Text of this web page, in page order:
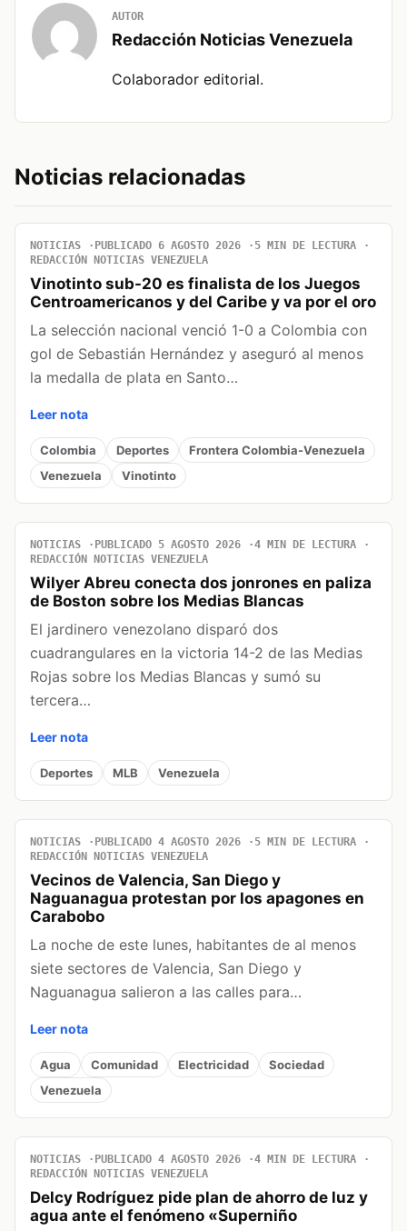
AUTOR
Redacción Noticias Venezuela
Colaborador editorial.
Noticias relacionadas
NOTICIAS PUBLICADO 6 AGOSTO 2026
5 MIN DE LECTURA
REDACCIÓN NOTICIAS VENEZUELA
Vinotinto sub-20 es finalista de los Juegos
Centroamericanos y del Caribe y va por el oro
La selección nacional venció 1-0 a Colombia con
gol de Sebastián Hernández y aseguró al menos
la medalla de plata en Santo…
Leer nota
Colombia Deportes
Frontera Colombia-Venezuela
Venezuela
Vinotinto
NOTICIAS PUBLICADO 5 AGOSTO 2026
4 MIN DE LECTURA
REDACCIÓN NOTICIAS VENEZUELA
Wilyer Abreu conecta dos jonrones en paliza
de Boston sobre los Medias Blancas
El jardinero venezolano disparó dos
cuadrangulares en la victoria 14-2 de las Medias
Rojas sobre los Medias Blancas y sumó su
tercera…
Leer nota
Deportes MLB Venezuela
NOTICIAS PUBLICADO 4 AGOSTO 2026
5 MIN DE LECTURA
REDACCIÓN NOTICIAS VENEZUELA
Vecinos de Valencia, San Diego y
Naguanagua protestan por los apagones en
Carabobo
La noche de este lunes, habitantes de al menos
siete sectores de Valencia, San Diego y
Naguanagua salieron a las calles para…
Leer nota
Agua Comunidad Electricidad
Sociedad
Venezuela
NOTICIAS PUBLICADO 4 AGOSTO 2026
4 MIN DE LECTURA
REDACCIÓN NOTICIAS VENEZUELA
Delcy Rodríguez pide plan de ahorro de luz y
agua ante el fenómeno «Superniño